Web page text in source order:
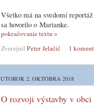
Všetko má na svedomí
sa hovorilo o Marianke.
pokračovanie textu »
Zverejnil Peter Jelačič 1
UTOROK 2. OKTÓBRA 2018
O rozvoji výstavby v obci